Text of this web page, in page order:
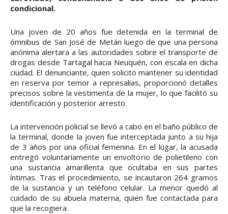
condicional.
Una joven de 20 años fue detenida en la terminal de
ómnibus de San José de Metán luego de que una persona
anónima alertara a las autoridades sobre el transporte de
drogas desde Tartagal hacia Neuquén, con escala en dicha
ciudad. El denunciante, quien solicitó mantener su identidad
en reserva por temor a represalias, proporcionó detalles
precisos sobre la vestimenta de la mujer, lo que facilitó su
identificación y posterior arresto.
La intervención policial se llevó a cabo en el baño público de
la terminal, donde la joven fue interceptada junto a su hija
de 3 años por una oficial femenina. En el lugar, la acusada
entregó voluntariamente un envoltorio de polietileno con
una sustancia amarillenta que ocultaba en sus partes
íntimas. Tras el procedimiento, se incautaron 264 gramos
de la sustancia y un teléfono celular. La menor quedó al
cuidado de su abuela materna, quien fue contactada para
que la recogiera.